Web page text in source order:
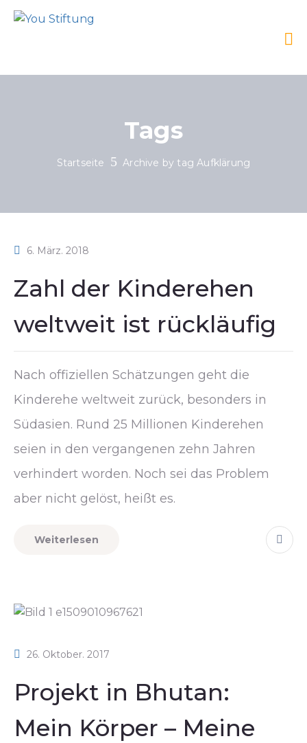
Tags
Startseite Archive by tag Aufklärung
6. März. 2018
Zahl der Kinderehen
weltweit ist rückläufig
Nach offiziellen Schätzungen geht die
Kinderehe weltweit zurück, besonders in
Südasien. Rund 25 Millionen Kinderehen
seien in den vergangenen zehn Jahren
verhindert worden. Noch sei das Problem
aber nicht gelöst, heißt es.
Weiterlesen
26. Oktober. 2017
Projekt in Bhutan:
Mein Körper – Meine